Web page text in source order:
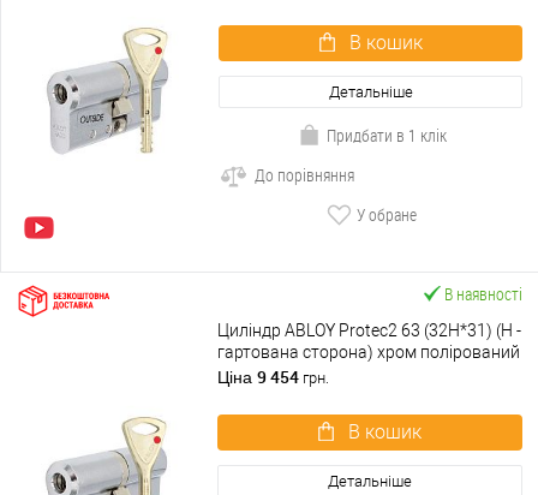
В кошик
Детальніше
Придбати в 1 клік
До порівняння
У обране
В наявності
Циліндр ABLOY Protec2 63 (32H*31) (H -
гартована сторона) хром полірований
Ціна 9 454 грн.
В кошик
Детальніше